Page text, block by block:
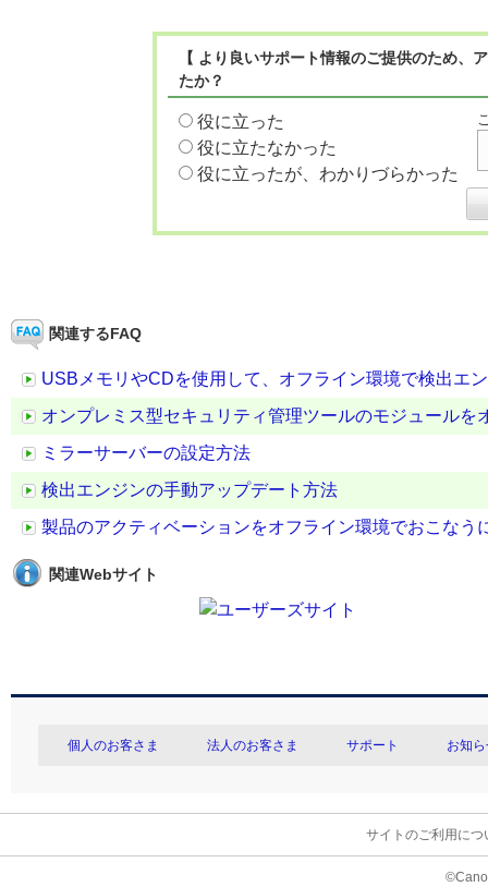
【 より良いサポート情報のご提供のため
たか？
役に立った
役に立たなかった
役に立ったが、わかりづらかった
関連するFAQ
USBメモリやCDを使用して、オフライン環境で検出エ
オンプレミス型セキュリティ管理ツールのモジュールを
ミラーサーバーの設定方法
検出エンジンの手動アップデート方法
製品のアクティベーションをオフライン環境でおこなう
関連Webサイト
個人のお客さま 法人のお客さま サポート お知
サイトのご利用につ